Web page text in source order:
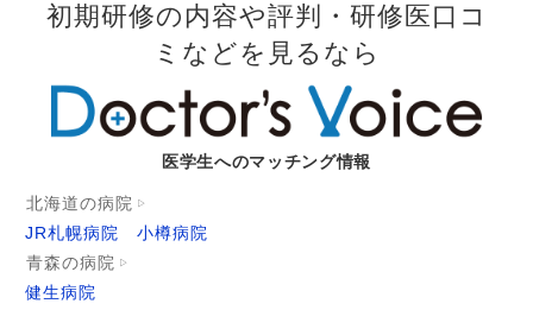
初期研修の内容や評判・研修医口コ
ミなどを見るなら
医学生へのマッチング情報
北海道の病院
JR札幌病院
小樽病院
青森の病院
健生病院